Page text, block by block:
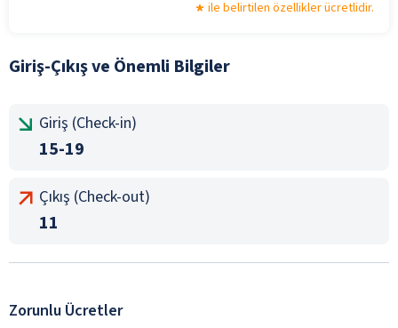
ile belirtilen özellikler ücretlidir.
Giriş-Çıkış ve Önemli Bilgiler
Giriş (Check-in)
15-19
Çıkış (Check-out)
11
Zorunlu Ücretler